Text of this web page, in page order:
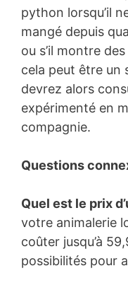
python lorsqu’il
mangé depuis
ou s’il montre
cela peut être un
devrez alors
expérimenté en
compagnie.
Questions
Quel est le prix
votre animalerie
coûter jusqu’à
possibilités pour